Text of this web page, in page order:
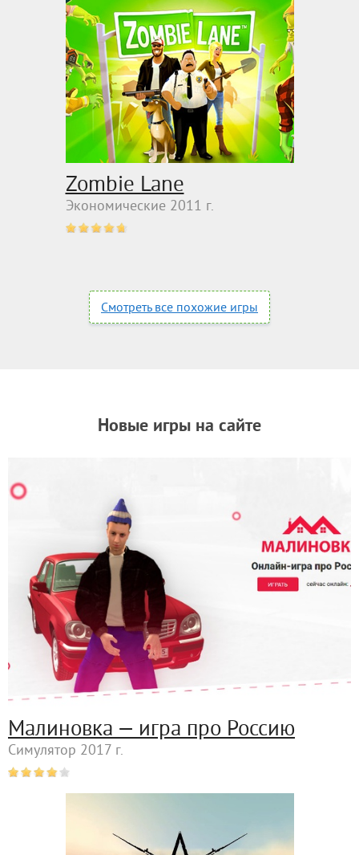
Zombie Lane
Экономические 2011 г.
Смотреть все похожие игры
Новые игры на сайте
Малиновка — игра про Россию
Симулятор 2017 г.